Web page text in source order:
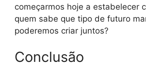
começarmos hoje a estabelecer
quem sabe que tipo de futuro
poderemos criar juntos?
Conclusão